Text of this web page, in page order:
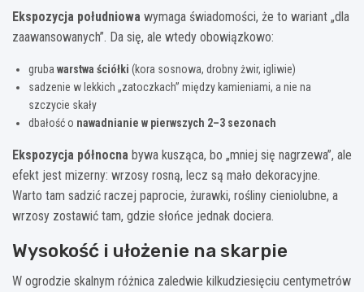
Ekspozycja południowa wymaga świadomości, że to wariant „dla
zaawansowanych”. Da się, ale wtedy obowiązkowo:
gruba warstwa ściółki (kora sosnowa, drobny żwir, igliwie)
sadzenie w lekkich „zatoczkach” między kamieniami, a nie na
szczycie skały
dbałość o nawadnianie w pierwszych 2–3 sezonach
Ekspozycja północna bywa kusząca, bo „mniej się nagrzewa”, ale
efekt jest mizerny: wrzosy rosną, lecz są mało dekoracyjne.
Warto tam sadzić raczej paprocie, żurawki, rośliny cieniolubne, a
wrzosy zostawić tam, gdzie słońce jednak dociera.
Wysokość i ułożenie na skarpie
W ogrodzie skalnym różnica zaledwie kilkudziesięciu centymetrów